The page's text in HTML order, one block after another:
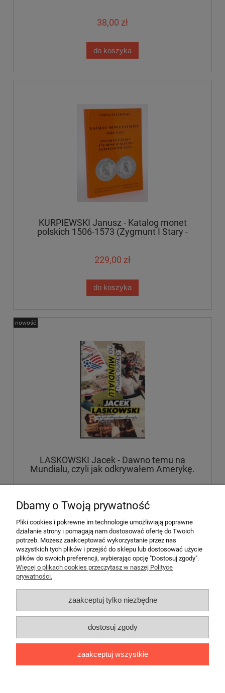
38,00 zł
do koszyka
KURPIEWSKI Janusz - Katalog monet
polskich 1506-1573 (Zygmunt I Stary -
Zygmunt II August - Bezkrólewie 1573)
229,00 zł
do koszyka
LASKOWSKI Jacek - Dawno temu na
Mundialu, czyli jak odkrywałem Amerykę.
do koszyka
nowość
« 1 2 »
Pomoc
Informacje
Moje konto
Dbamy o Twoją prywatność
Pliki cookies i pokrewne im technologie umożliwiają poprawne
działanie strony i pomagają nam dostosować ofertę do Twoich
potrzeb. Możesz zaakceptować wykorzystanie przez nas
wszystkich tych plików i przejść do sklepu lub dostosować użycie
plików do swoich preferencji, wybierając opcję "Dostosuj zgody".
Więcej o plikach cookies przeczytasz w naszej Polityce
prywatności.
zaakceptuj tylko niezbędne
dostosuj zgody
zaakceptuj wszystkie